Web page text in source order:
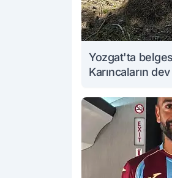
Yozgat'ta
Karıncaların